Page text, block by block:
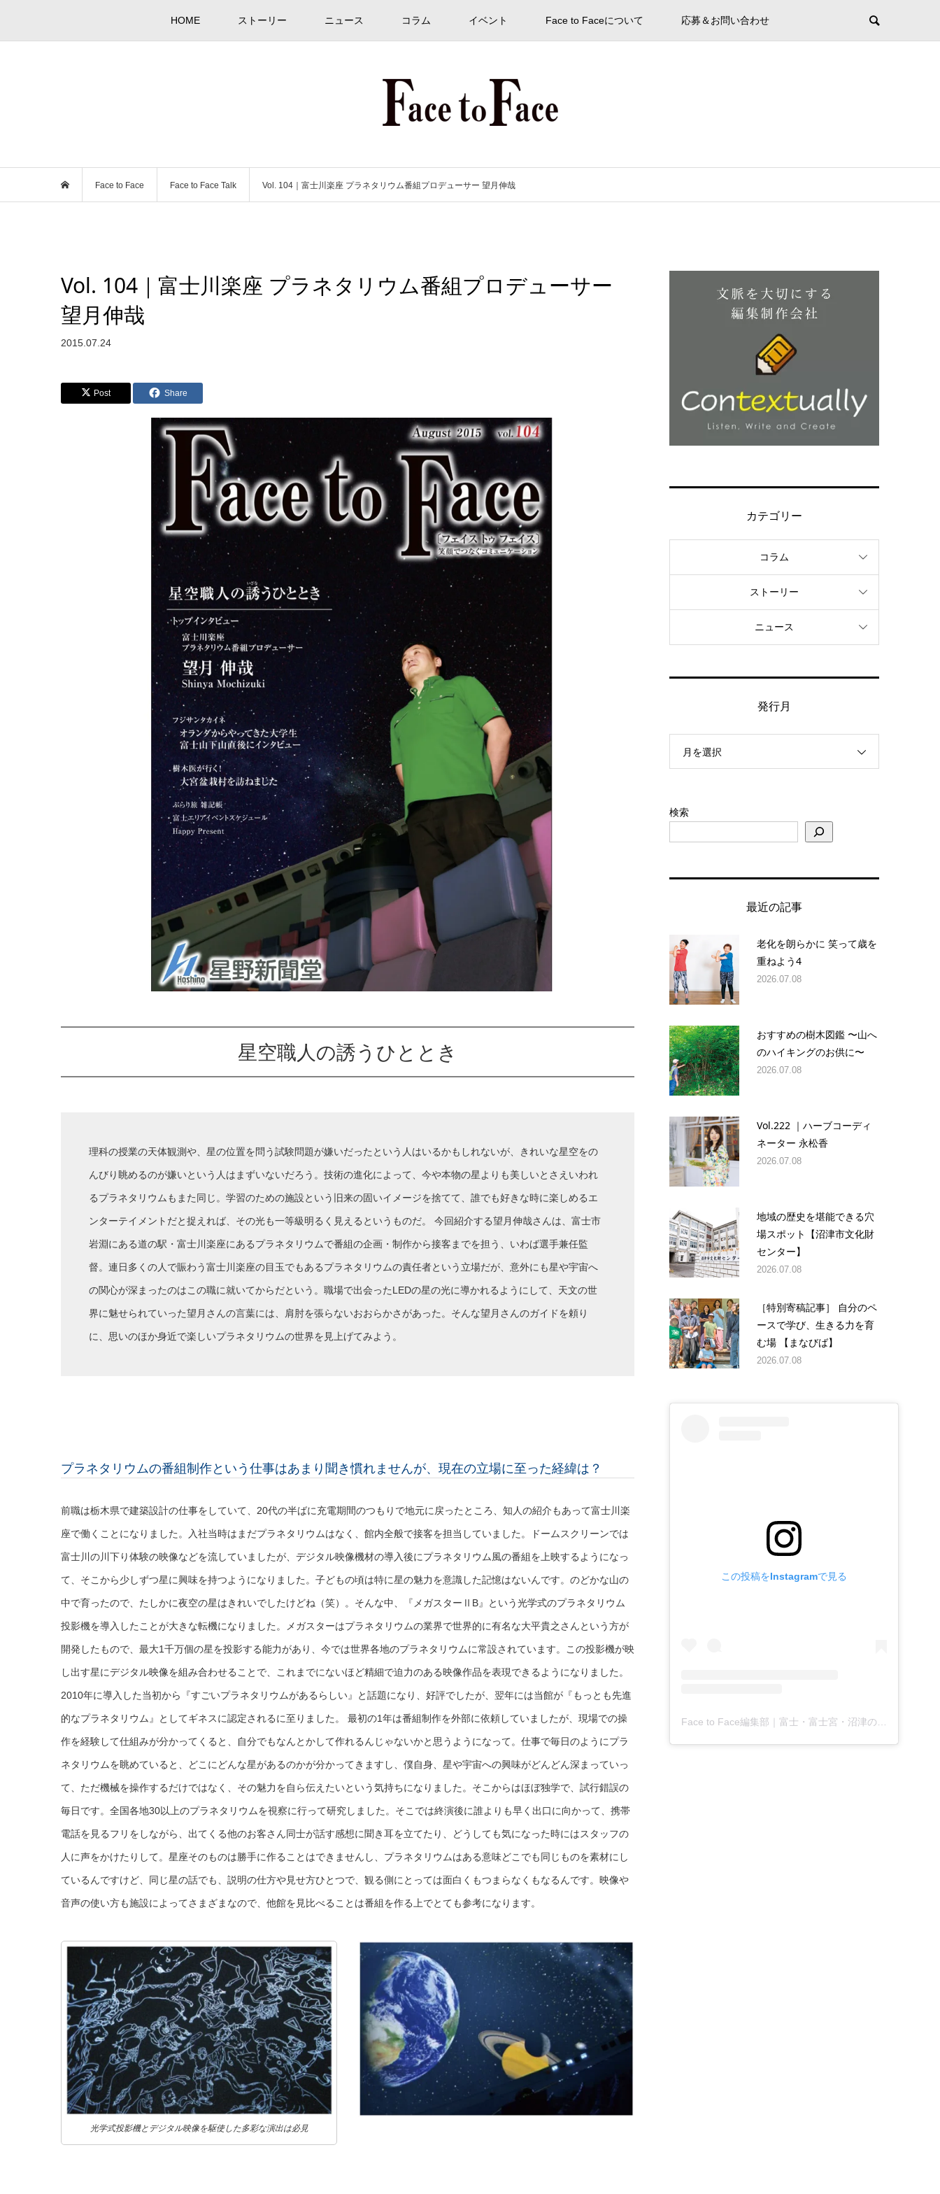
HOME ストーリー ニュース コラム イベント Face to Faceについて 応募＆お問い合わせ
Face to Face Face to Face Talk Vol. 104｜富士川楽座 プラネタリウム番組プロデューサー 望月伸哉
Vol. 104｜富士川楽座 プラネタリウム番組プロデューサー
望月伸哉
2015.07.24
Post Share
星空職人の誘うひととき
理科の授業の天体観測や、星の位置を問う試験問題が嫌いだったという人はいるかもしれないが、きれいな星空をの
んびり眺めるのが嫌いという人はまずいないだろう。技術の進化によって、今や本物の星よりも美しいとさえいわれ
るプラネタリウムもまた同じ。学習のための施設という旧来の固いイメージを捨てて、誰でも好きな時に楽しめるエ
ンターテイメントだと捉えれば、その光も一等級明るく見えるというものだ。 今回紹介する望月伸哉さんは、富士市
岩淵にある道の駅・富士川楽座にあるプラネタリウムで番組の企画・制作から接客までを担う、いわば選手兼任監
督。連日多くの人で賑わう富士川楽座の目玉でもあるプラネタリウムの責任者という立場だが、意外にも星や宇宙へ
の関心が深まったのはこの職に就いてからだという。職場で出会ったLEDの星の光に導かれるようにして、天文の世
界に魅せられていった望月さんの言葉には、肩肘を張らないおおらかさがあった。そんな望月さんのガイドを頼り
に、思いのほか身近で楽しいプラネタリウムの世界を見上げてみよう。
プラネタリウムの番組制作という仕事はあまり聞き慣れませんが、現在の立場に至った経緯は？
前職は栃木県で建築設計の仕事をしていて、20代の半ばに充電期間のつもりで地元に戻ったところ、知人の紹介もあって富士川楽
座で働くことになりました。入社当時はまだプラネタリウムはなく、館内全般で接客を担当していました。ドームスクリーンでは
富士川の川下り体験の映像などを流していましたが、デジタル映像機材の導入後にプラネタリウム風の番組を上映するようになっ
て、そこから少しずつ星に興味を持つようになりました。子どもの頃は特に星の魅力を意識した記憶はないんです。のどかな山の
中で育ったので、たしかに夜空の星はきれいでしたけどね（笑）。そんな中、『メガスターⅡB』という光学式のプラネタリウム
投影機を導入したことが大きな転機になりました。メガスターはプラネタリウムの業界で世界的に有名な大平貴之さんという方が
開発したもので、最大1千万個の星を投影する能力があり、今では世界各地のプラネタリウムに常設されています。この投影機が映
し出す星にデジタル映像を組み合わせることで、これまでにないほど精細で迫力のある映像作品を表現できるようになりました。
2010年に導入した当初から『すごいプラネタリウムがあるらしい』と話題になり、好評でしたが、翌年には当館が『もっとも先進
的なプラネタリウム』としてギネスに認定されるに至りました。 最初の1年は番組制作を外部に依頼していましたが、現場での操
作を経験して仕組みが分かってくると、自分でもなんとかして作れるんじゃないかと思うようになって。仕事で毎日のようにプラ
ネタリウムを眺めていると、どこにどんな星があるのかが分かってきますし、僕自身、星や宇宙への興味がどんどん深まっていっ
て、ただ機械を操作するだけではなく、その魅力を自ら伝えたいという気持ちになりました。そこからはほぼ独学で、試行錯誤の
毎日です。全国各地30以上のプラネタリウムを視察に行って研究しました。そこでは終演後に誰よりも早く出口に向かって、携帯
電話を見るフリをしながら、出てくる他のお客さん同士が話す感想に聞き耳を立てたり、どうしても気になった時にはスタッフの
人に声をかけたりして。星座そのものは勝手に作ることはできませんし、プラネタリウムはある意味どこでも同じものを素材にし
ているんですけど、同じ星の話でも、説明の仕方や見せ方ひとつで、観る側にとっては面白くもつまらなくもなるんです。映像や
音声の使い方も施設によってさまざまなので、他館を見比べることは番組を作る上でとても参考になります。
光学式投影機とデジタル映像を駆使した多彩な演出は必見
カテゴリー
コラム
ストーリー
ニュース
発行月
月を選択
検索
最近の記事
老化を朗らかに 笑って歳を
重ねよう4
2026.07.08
おすすめの樹木図鑑 〜山へ
のハイキングのお供に〜
2026.07.08
Vol.222 ｜ハーブコーディ
ネーター 永松香
2026.07.08
地域の歴史を堪能できる穴
場スポット【沼津市文化財
センター】
2026.07.08
［特別寄稿記事］ 自分のペ
ースで学び、生きる力を育
む場 【まなびば】
2026.07.08
この投稿をInstagramで見る